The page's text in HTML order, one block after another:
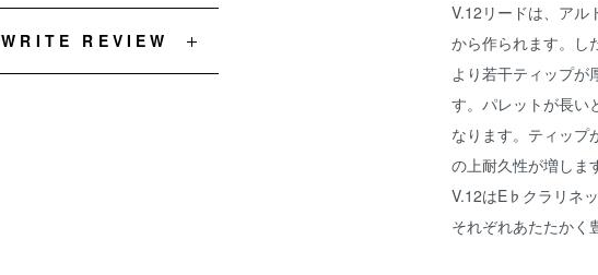
V.12リードは、アル
から作られます。し
より若干ティップが
す。パレットが長い
なります。ティップ
の上耐久性が増しま
V.12はE♭クラリネ
それぞれあたたかく
WRITE REVIEW